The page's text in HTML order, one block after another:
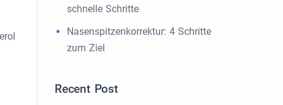
schnelle Schritte
Nasenspitzenkorrektur: 4 Schritte
zum Ziel
Recent Post